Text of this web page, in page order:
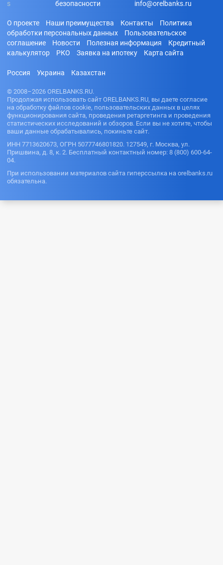
безопасности
info@orelbanks.ru
О проекте Наши преимущества Контакты
Политика
обработки персональных данных
Пользовательское
соглашение
Новости Полезная информация
Кредитный
калькулятор
РКО Заявка на ипотеку Карта сайта
Россия Украина Казахстан
© 2008–2026 ORELBANKS.RU.
Продолжая использовать сайт ORELBANKS.RU, вы даете согласие
на обработку файлов cookie, пользовательских данных в целях
функционирования сайта, проведения ретаргетинга и проведения
статистических исследований и обзоров. Если вы не хотите, чтобы
ваши данные обрабатывались, покиньте сайт.
ИНН 7713620673, ОГРН 5077746801820. 127549, г. Москва, ул.
Пришвина, д. 8, к. 2. Бесплатный контактный номер: 8 (800) 600-64-
04.
При использовании материалов сайта гиперссылка на orelbanks.ru
обязательна.